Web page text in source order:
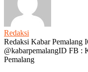
Redaksi
Redaksi Kabar Pemalang
@kabarpemalangID FB :
Pemalang